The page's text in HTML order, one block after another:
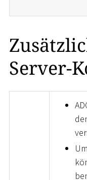
Server-